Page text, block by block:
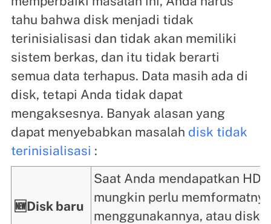
tahu bahwa disk menjadi tidak
terinisialisasi dan tidak akan memiliki
sistem berkas, dan itu tidak berarti
semua data terhapus. Data masih ada di
disk, tetapi Anda tidak dapat
mengaksesnya. Banyak alasan yang
dapat menyebabkan masalah disk tidak
terinisialisasi :
🆕Disk baru
Saat Anda mendapatkan
mungkin perlu
menggunakannya, atau disk